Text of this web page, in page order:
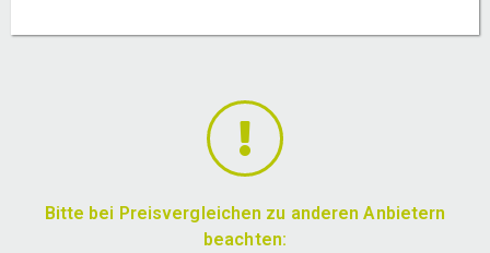
Bitte bei Preisvergleichen zu anderen Anbietern
beachten: